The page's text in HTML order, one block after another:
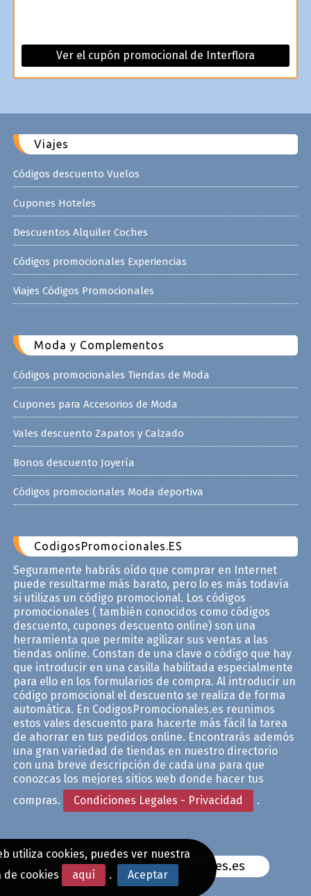
Ver el cupón promocional de Interflora
Viajes
Códigos descuento Vuelos
Cupones Hoteles
Descuentos Alquiler Coches
Códigos promocionales Experiencias
Viajes Códigos Promocionales
Moda y Complementos
Códigos promocionales Tiendas de Moda
Cupones para Accesorios de Moda
Vales descuento Zapatos y Calzado
Bonos descuento Joyería
Códigos promocionales Moda deportiva
CodigosPromocionales.ES
Seguramente habrás oído que comprar en Internet
puede resultarme más barato, pero lo es más todavía
si utilizas un código promocional. Los códigos
promocionales ( también conocidos como códigos
descuento, cupones descuento online) son una
herramienta que permite agilizar sus ventas a las
tiendas online. Constan de una clave o código que hay
que introducir en una casilla habilitada especialmente
para ello en los formularios de compra. Al introducir un
código promocional el descuento se realiza de forma
automática. En CodigosPromocionales.es reunimos
estos vales descuento para hacerte más fácil la tarea
de ahorrar en tus pedidos online. Encontrarás ademós
una gran variedad de tiendas en nuestro directorio
con una breve descripción de cada una para que
conozcas los mejores sitios web donde hacer tus
compras.
Condiciones Legales - Privacidad .
www.CodigosPromocionales.es
utiliza cookies, puedes ver nuestra
cookies
aquí . Aceptar